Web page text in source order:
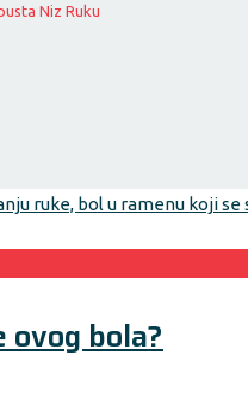
Niz Ruku
bola?